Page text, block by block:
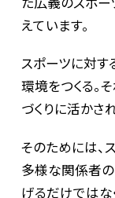
えています。
スポーツに対す
環境をつくる。
づくりに活かさ
そのためには、
多様な関係者
げるだけではな